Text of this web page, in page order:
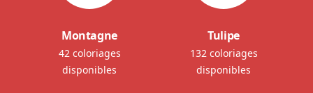
Montagne
42 coloriages
disponibles
Tulipe
132 coloriages
disponibles